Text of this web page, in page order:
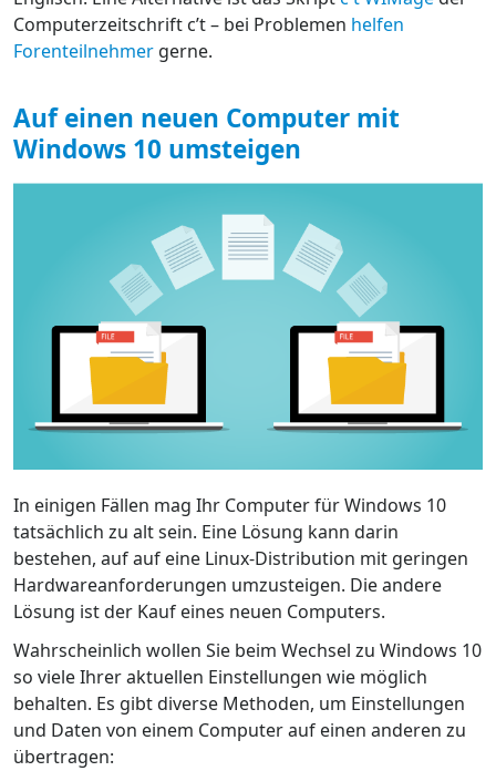
Computerzeitschrift c’t – bei Problemen helfen
Forenteilnehmer gerne.
Auf einen neuen Computer mit
Windows 10 umsteigen
In einigen Fällen mag Ihr Computer für Windows 10
tatsächlich zu alt sein. Eine Lösung kann darin
bestehen, auf auf eine Linux-Distribution mit geringen
Hardwareanforderungen umzusteigen. Die andere
Lösung ist der Kauf eines neuen Computers.
Wahrscheinlich wollen Sie beim Wechsel zu Windows 10
so viele Ihrer aktuellen Einstellungen wie möglich
behalten. Es gibt diverse Methoden, um Einstellungen
und Daten von einem Computer auf einen anderen zu
übertragen: